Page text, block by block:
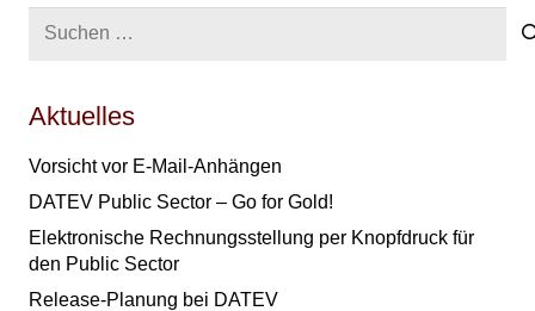
Suchen
Aktuelles
Vorsicht vor E-Mail-Anhängen
DATEV Public Sector – Go for Gold!
Elektronische Rechnungsstellung per Knopfdruck für
den Public Sector
Release-Planung bei DATEV